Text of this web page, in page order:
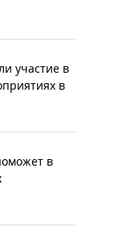
участие в
в
в